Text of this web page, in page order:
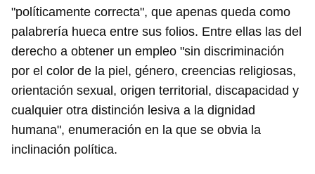
"políticamente correcta", que apenas queda como
palabrería hueca entre sus folios. Entre ellas las del
derecho a obtener un empleo "sin discriminación
por el color de la piel, género, creencias religiosas,
orientación sexual, origen territorial, discapacidad y
cualquier otra distinción lesiva a la dignidad
humana", enumeración en la que se obvia la
inclinación política.